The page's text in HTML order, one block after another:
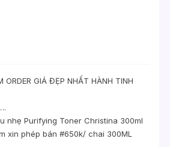
ORDER GIÁ ĐẸP NHẤT HÀNH TINH
nhẹ Purifying Toner Christina 300ml
xin phép bán #650k/ chai 300ML